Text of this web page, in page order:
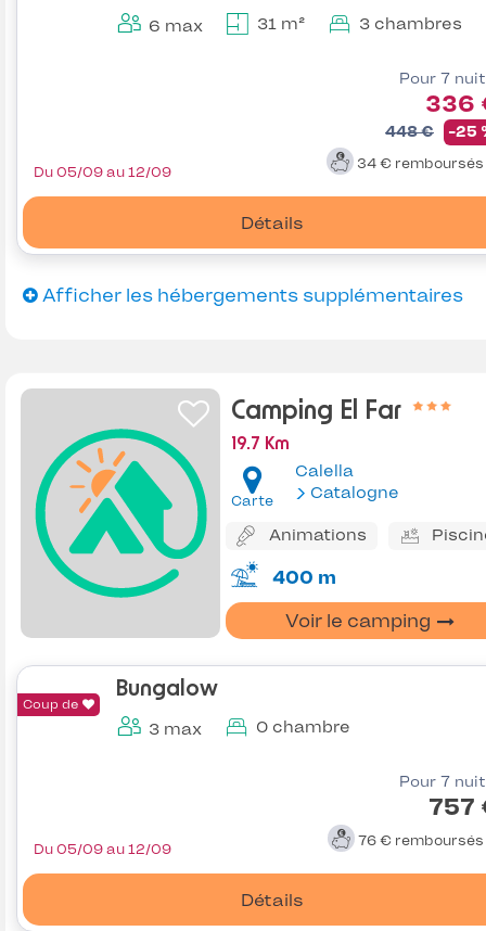
6 max 31 m² 3 chambres
Pour 7
336
448 € -25
34 € remboursés
Détails
Du 05/09 au 12/09
Afficher les hébergements supplémentaires
Camping El Far
19.7 Km
Carte
Calella
Catalogne
Animations
400 m
Voir le camping
Coup de
Bungalow
3 max 0 chambre
Pour 7
757
76 € remboursés
Détails
Du 05/09 au 12/09